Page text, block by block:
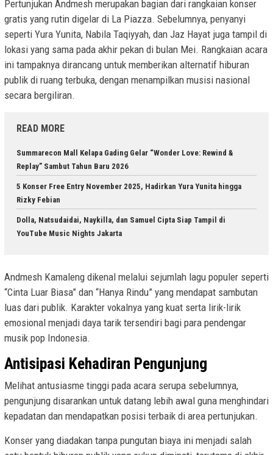
Pertunjukan Andmesh merupakan bagian dari rangkaian konser
gratis yang rutin digelar di La Piazza. Sebelumnya, penyanyi
seperti Yura Yunita, Nabila Taqiyyah, dan Jaz Hayat juga tampil di
lokasi yang sama pada akhir pekan di bulan Mei. Rangkaian acara
ini tampaknya dirancang untuk memberikan alternatif hiburan
publik di ruang terbuka, dengan menampilkan musisi nasional
secara bergiliran.
READ MORE
Summarecon Mall Kelapa Gading Gelar “Wonder Love: Rewind &
Replay” Sambut Tahun Baru 2026
5 Konser Free Entry November 2025, Hadirkan Yura Yunita hingga
Rizky Febian
Dolla, Natsudaidai, Naykilla, dan Samuel Cipta Siap Tampil di
YouTube Music Nights Jakarta
Andmesh Kamaleng dikenal melalui sejumlah lagu populer seperti
“Cinta Luar Biasa” dan “Hanya Rindu” yang mendapat sambutan
luas dari publik. Karakter vokalnya yang kuat serta lirik-lirik
emosional menjadi daya tarik tersendiri bagi para pendengar
musik pop Indonesia.
Antisipasi Kehadiran Pengunjung
Melihat antusiasme tinggi pada acara serupa sebelumnya,
pengunjung disarankan untuk datang lebih awal guna menghindari
kepadatan dan mendapatkan posisi terbaik di area pertunjukan.
Konser yang diadakan tanpa pungutan biaya ini menjadi salah